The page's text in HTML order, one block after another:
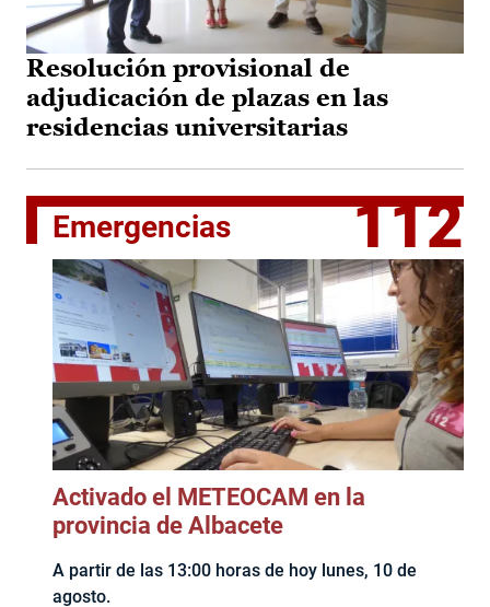
Resolución provisional de
adjudicación de plazas en las
residencias universitarias
Emergencias 112
Activado el METEOCAM en la
provincia de Albacete
A partir de las 13:00 horas de hoy lunes, 10 de
agosto.